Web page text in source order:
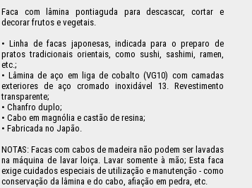
Faca com lâmina pontiaguda para descascar, cortar e
decorar frutos e vegetais.
• Linha de facas japonesas, indicada para o preparo de
pratos tradicionais orientais, como sushi, sashimi, ramen,
etc.;
• Lâmina de aço em liga de cobalto (VG10) com camadas
exteriores de aço cromado inoxidável 13. Revestimento
transparente;
• Chanfro duplo;
• Cabo em magnólia e castão de resina;
• Fabricada no Japão.
NOTAS: Facas com cabos de madeira não podem ser lavadas
na máquina de lavar loiça. Lavar somente à mão; Esta faca
exige cuidados especiais de utilização e manutenção - como
conservação da lâmina e do cabo, afiação em pedra, etc.